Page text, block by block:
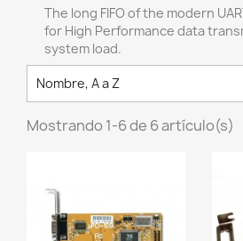
The long FIFO of the modern
for High Performance data
system load.
Nombre, A a Z
Mostrando 1-6 de 6 artículo(s)